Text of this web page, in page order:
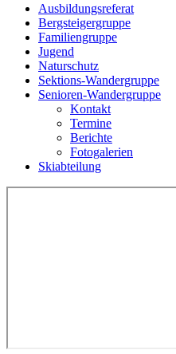
Ausbildungsreferat
Bergsteigergruppe
Familiengruppe
Jugend
Naturschutz
Sektions-Wandergruppe
Senioren-Wandergruppe
Kontakt
Termine
Berichte
Fotogalerien
Skiabteilung